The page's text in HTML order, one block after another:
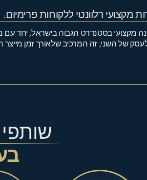
מקצועי רלוונטי ללקוחות פרימיום.
מקצועי בסטנדרט הגבוה בישראל, יחד עם
של השני, זה המרכיב שלאורך זמן